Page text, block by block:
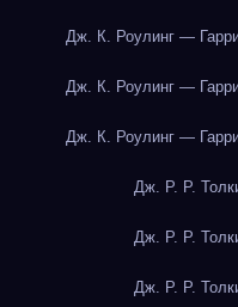
Дж. К. Роулинг —
Дж. К. Роулинг —
Дж. К. Роулинг —
Дж. Р. Р.
Дж. Р. Р.
Дж. Р. Р.